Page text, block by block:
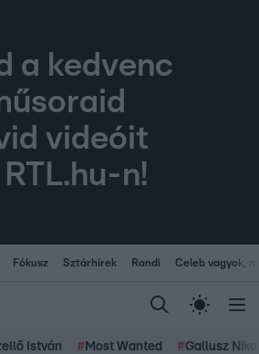
a kedvenc
videóit
n!
Fókusz Sztárhírek Randi Celeb vagyok,
István # Most Wanted #Gallusz